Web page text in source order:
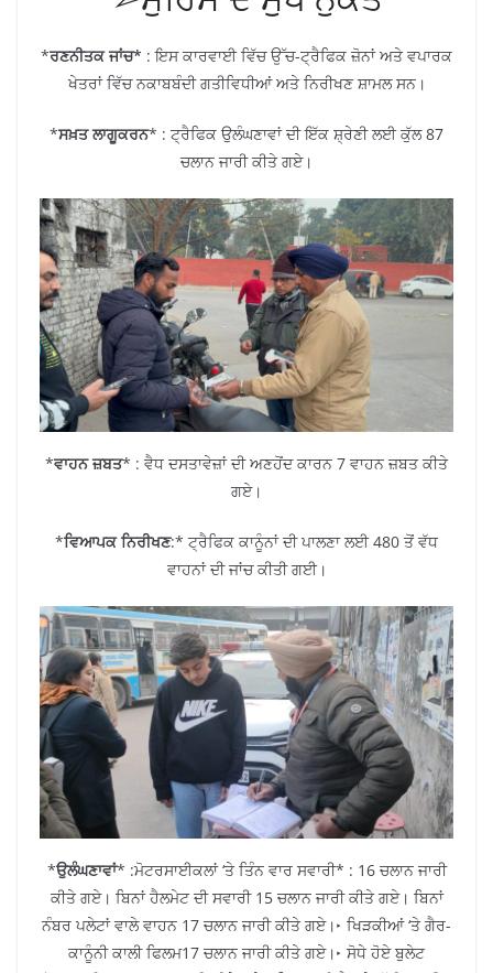
*ਰਣਨੀਤਕ ਜਾਂਚ* : ਇਸ ਕਾਰਵਾਈ ਵਿੱਚ ਉੱਚ-ਟ੍ਰੈਫਿਕ ਜ਼ੋਨਾਂ ਅਤੇ ਵਪਾਰਕ
ਖੇਤਰਾਂ ਵਿੱਚ ਨਕਾਬਬੰਦੀ ਗਤੀਵਿਧੀਆਂ ਅਤੇ ਨਿਰੀਖਣ ਸ਼ਾਮਲ ਸਨ।
*ਸਖ਼ਤ ਲਾਗੂਕਰਨ* : ਟ੍ਰੈਫਿਕ ਉਲੰਘਣਾਵਾਂ ਦੀ ਇੱਕ ਸ਼੍ਰੇਣੀ ਲਈ ਕੁੱਲ 87
ਚਲਾਨ ਜਾਰੀ ਕੀਤੇ ਗਏ।
*ਵਾਹਨ ਜ਼ਬਤ* : ਵੈਧ ਦਸਤਾਵੇਜ਼ਾਂ ਦੀ ਅਣਹੋਂਦ ਕਾਰਨ 7 ਵਾਹਨ ਜ਼ਬਤ ਕੀਤੇ
ਗਏ।
*ਵਿਆਪਕ ਨਿਰੀਖਣ:* ਟ੍ਰੈਫਿਕ ਕਾਨੂੰਨਾਂ ਦੀ ਪਾਲਣਾ ਲਈ 480 ਤੋਂ ਵੱਧ
ਵਾਹਨਾਂ ਦੀ ਜਾਂਚ ਕੀਤੀ ਗਈ।
*ਉਲੰਘਣਾਵਾਂ* :ਮੋਟਰਸਾਈਕਲਾਂ ‘ਤੇ ਤਿੰਨ ਵਾਰ ਸਵਾਰੀ* : 16 ਚਲਾਨ ਜਾਰੀ
ਕੀਤੇ ਗਏ। ਬਿਨਾਂ ਹੈਲਮੇਟ ਦੀ ਸਵਾਰੀ 15 ਚਲਾਨ ਜਾਰੀ ਕੀਤੇ ਗਏ। ਬਿਨਾਂ
ਨੰਬਰ ਪਲੇਟਾਂ ਵਾਲੇ ਵਾਹਨ 17 ਚਲਾਨ ਜਾਰੀ ਕੀਤੇ ਗਏ।‣ ਖਿੜਕੀਆਂ ‘ਤੇ ਗੈਰ-
ਕਾਨੂੰਨੀ ਕਾਲੀ ਫਿਲਮ17 ਚਲਾਨ ਜਾਰੀ ਕੀਤੇ ਗਏ।‣ ਸੋਧੇ ਹੋਏ ਬੁਲੇਟ